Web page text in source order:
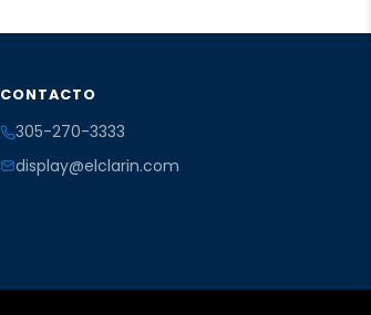
CONTACTO
305-270-3333
display@elclarin.com